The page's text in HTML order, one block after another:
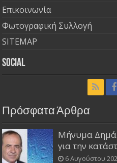
Επικοινωνία
Φωτογραφική Συλλογή
SITEMAP
Social
Πρόσφατα Άρθρα
Μήνυμα
για την
6 Αυγούστου